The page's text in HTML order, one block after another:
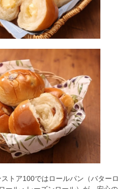
トア100ではロールパン（バターロ